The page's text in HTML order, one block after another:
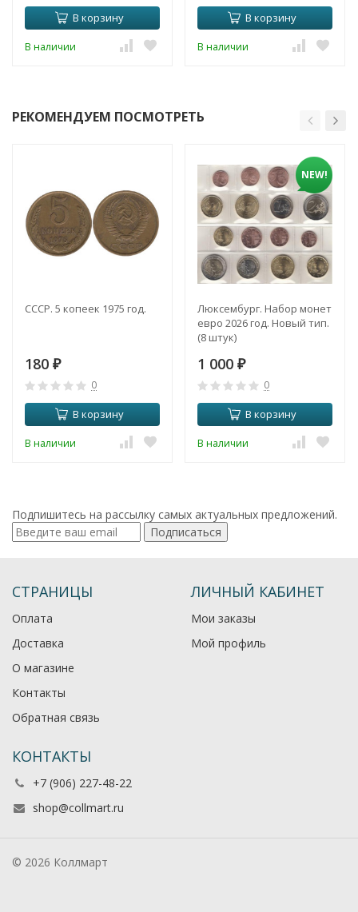
В корзину
В наличии
В корзину
В наличии
РЕКОМЕНДУЕМ ПОСМОТРЕТЬ
СССР. 5 копеек 1975 год.
180 ₽
0
В корзину
В наличии
NEW!
Люксембург. Набор монет
евро 2026 год. Новый тип.
(8 штук)
1 000 ₽
0
В корзину
В наличии
Подпишитесь на рассылку самых актуальных предложений.
Подписаться
СТРАНИЦЫ
Оплата
Доставка
О магазине
Контакты
Обратная связь
ЛИЧНЫЙ КАБИНЕТ
Мои заказы
Мой профиль
КОНТАКТЫ
+7 (906) 227-48-22
shop@collmart.ru
© 2026 Коллмарт